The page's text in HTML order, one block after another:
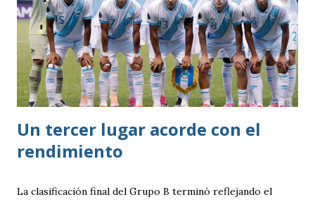
Un tercer lugar acorde con el
rendimiento
La clasificación final del Grupo B terminó reflejando el